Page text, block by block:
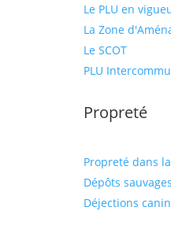
Le PLU en
La Zone
Le SCOT
PLU
Propreté
Propreté dans
Dépôts sauvages
Déjections